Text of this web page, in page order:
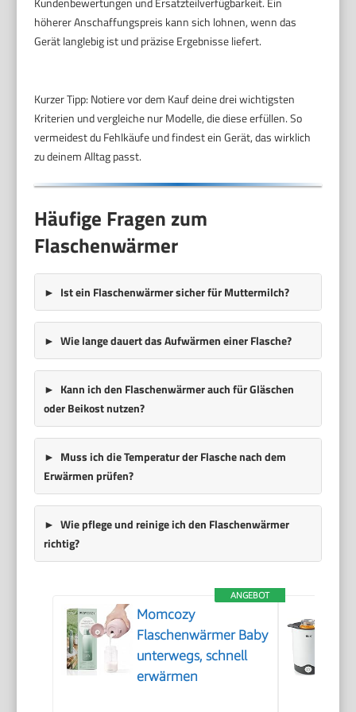
höherer Anschaffungspreis kann sich lohnen, wenn das
Gerät langlebig ist und präzise Ergebnisse liefert.
Kurzer Tipp: Notiere vor dem Kauf deine drei wichtigsten
Kriterien und vergleiche nur Modelle, die diese erfüllen. So
vermeidest du Fehlkäufe und findest ein Gerät, das wirklich
zu deinem Alltag passt.
Häufige Fragen zum
Flaschenwärmer
Ist ein Flaschenwärmer sicher für Muttermilch?
Wie lange dauert das Aufwärmen einer Flasche?
Kann ich den Flaschenwärmer auch für Gläschen
oder Beikost nutzen?
Muss ich die Temperatur der Flasche nach dem
Erwärmen prüfen?
Wie pflege und reinige ich den Flaschenwärmer
richtig?
ANGEBOT
Momcozy
Flaschenwärmer Baby
unterwegs, schnell
erwärmen